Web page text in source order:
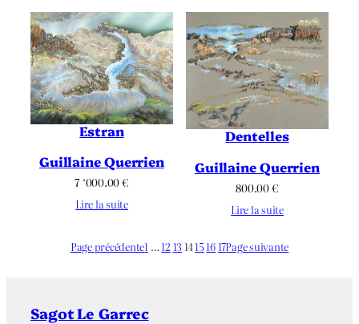
Estran
Guillaine Querrien
7 ‘000.00€
Lire la suite
Dentelles
Guillaine Querrien
800.00€
Lire la suite
Page précédente1 …12 13 14151617Page suivante
Sagot Le Garrec